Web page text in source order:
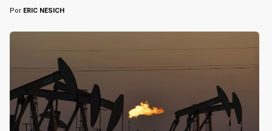
Por ERIC NESICH